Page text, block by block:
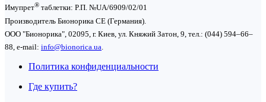
Имупрет® таблетки: P.П. №UA/6909/02/01
Производитель Бионорика СЕ (Германия).
ООО "Бионорика", 02095, г. Киев, ул. Княжий Затон, 9, тел.: (044) 594–66–
88, e-mail: info@bionorica.ua
Политика конфиденциальности
Где купить?